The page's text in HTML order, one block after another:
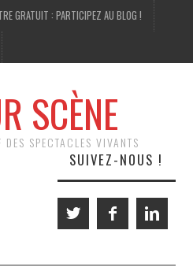
GRATUIT : PARTICIPEZ AU BLOG !
SCÈNE
SPECTACLES VIVANTS
SUIVEZ-NOUS !